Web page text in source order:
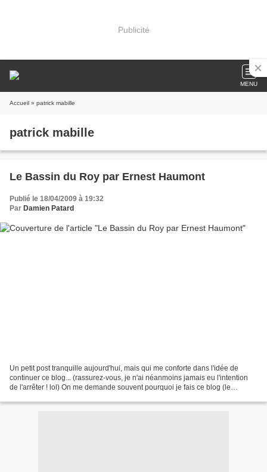
Publicité
MENU
Accueil » patrick mabille
patrick mabille
Le Bassin du Roy par Ernest Haumont
Publié le 18/04/2009 à 19:32
Par Damien Patard
Un petit post tranquille aujourd'hui, mais qui me conforte dans l'idée de
continuer ce blog... (rassurez-vous, je n'ai néanmoins jamais eu l'intention
de l'arrêter ! lol) On me demande souvent pourquoi je fais ce blog (le